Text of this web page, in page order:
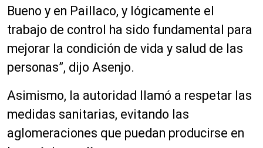
Bueno y en Paillaco, y lógicamente el
trabajo de control ha sido fundamental para
mejorar la condición de vida y salud de las
personas”, dijo Asenjo.
Asimismo, la autoridad llamó a respetar las
medidas sanitarias, evitando las
aglomeraciones que puedan producirse en